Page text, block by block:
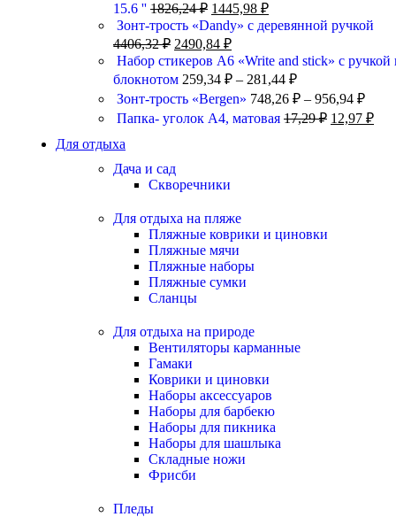
15.6 '' 1826,24₽ 1445,98 ₽
Зонт-трость «Dandy» с деревянной ручкой
4406,32₽ 2490,84 ₽
Набор стикеров А6 «Write and stick» с ручкой
блокнотом 259,34 ₽ – 281,44 ₽
Зонт-трость «Bergen» 748,26 ₽ – 956,94 ₽
Папка- уголок А4, матовая 17,29₽ 12,97 ₽
Для отдыха
Дача и сад
Скворечники
Для отдыха на пляже
Пляжные коврики и циновки
Пляжные мячи
Пляжные наборы
Пляжные сумки
Сланцы
Для отдыха на природе
Вентиляторы карманные
Гамаки
Коврики и циновки
Наборы аксессуаров
Наборы для барбекю
Наборы для пикника
Наборы для шашлыка
Складные ножи
Фрисби
Пледы